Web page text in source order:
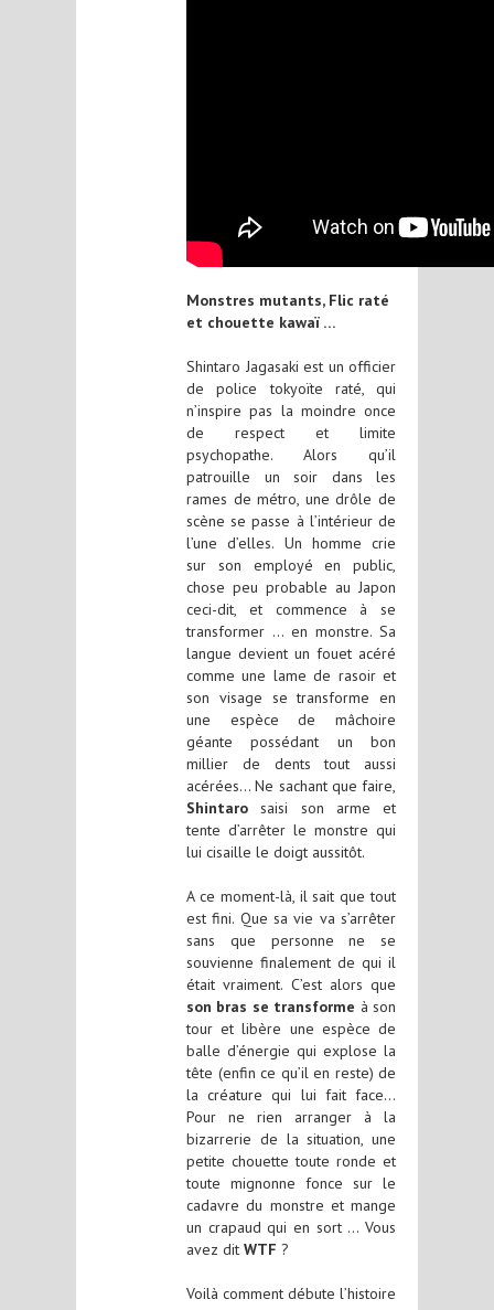
Monstres mutants, Flic raté
et chouette kawaï …
Shintaro Jagasaki est un officier
de police tokyoïte raté, qui
n’inspire pas la moindre once
de respect et limite
psychopathe. Alors qu’il
patrouille un soir dans les
rames de métro, une drôle de
scène se passe à l’intérieur de
l’une d’elles. Un homme crie
sur son employé en public,
chose peu probable au Japon
ceci-dit, et commence à se
transformer … en monstre. Sa
langue devient un fouet acéré
comme une lame de rasoir et
son visage se transforme en
une espèce de mâchoire
géante possédant un bon
millier de dents tout aussi
acérées… Ne sachant que faire,
Shintaro saisi son arme et
tente d’arrêter le monstre qui
lui cisaille le doigt aussitôt.
A ce moment-là, il sait que tout
est fini. Que sa vie va s’arrêter
sans que personne ne se
souvienne finalement de qui il
était vraiment. C’est alors que
son bras se transforme à son
tour et libère une espèce de
balle d’énergie qui explose la
tête (enfin ce qu’il en reste) de
la créature qui lui fait face…
Pour ne rien arranger à la
bizarrerie de la situation, une
petite chouette toute ronde et
toute mignonne fonce sur le
cadavre du monstre et mange
un crapaud qui en sort … Vous
avez dit WTF ?
Voilà comment débute l’histoire